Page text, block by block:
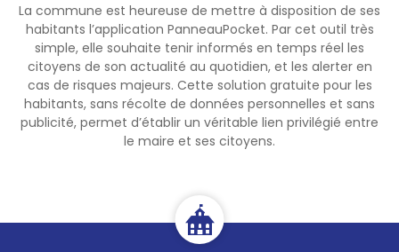
La commune est heureuse de mettre à disposition de ses
habitants l’application PanneauPocket. Par cet outil très
simple, elle souhaite tenir informés en temps réel les
citoyens de son actualité au quotidien, et les alerter en
cas de risques majeurs. Cette solution gratuite pour les
habitants, sans récolte de données personnelles et sans
publicité, permet d’établir un véritable lien privilégié entre
le maire et ses citoyens.